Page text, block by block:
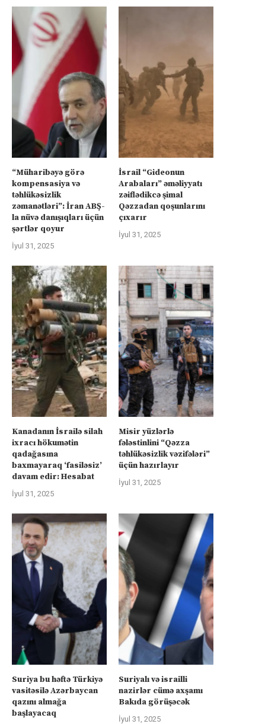
Afrikanın neft və qazına can
atır –...
İyul 4, 2025
Türkiyə Afrikanın neft və
“Müharibəyə görə
kompensasiya və
təhlükəsizlik
zəmanətləri”: İran ABŞ-
la nüvə danışıqları üçün
şərtlər qoyur
İyul 31, 2025
İsrail “Gideonun
Arabaları” əməliyyatı
zəiflədikcə şimal
Qəzzadan qoşunlarını
çıxarır
İyul 31, 2025
Kanadanın İsrailə silah
ixracı hökumətin
qadağasına
baxmayaraq ‘fasiləsiz’
davam edir: Hesabat
İyul 31, 2025
Misir yüzlərlə
fələstinlini “Qəzza
təhlükəsizlik vəzifələri”
üçün hazırlayır
İyul 31, 2025
Suriya bu həftə Türkiyə
vasitəsilə Azərbaycan
qazını almağa
başlayacaq
Suriyalı və israilli
nazirlər cümə axşamı
Bakıda görüşəcək
İyul 31, 2025